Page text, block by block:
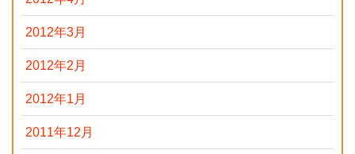
2012年3月
2012年2月
2012年1月
2011年12月